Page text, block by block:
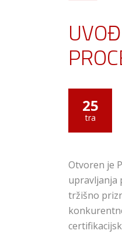
25
tra
Otvoren je
upravljanja
tržišno